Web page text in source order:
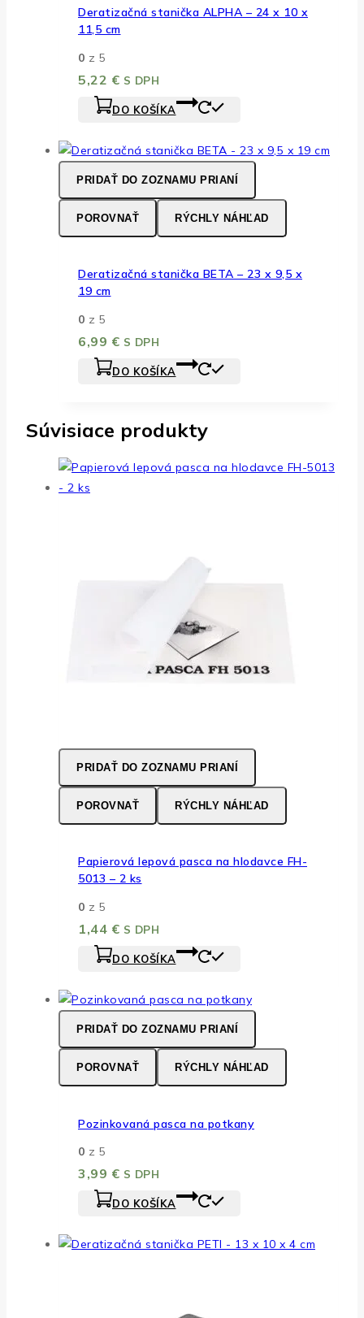
Deratizačná stanička ALPHA – 24 x 10 x
11,5 cm
0 z 5
5,22 € S DPH
DO KOŠÍKA
PRIDAŤ DO ZOZNAMU PRIANÍ
POROVNAŤ RÝCHLY NÁHĽAD
Deratizačná stanička BETA – 23 x 9,5 x
19 cm
0 z 5
6,99 € S DPH
DO KOŠÍKA
Súvisiace produkty
PRIDAŤ DO ZOZNAMU PRIANÍ
POROVNAŤ RÝCHLY NÁHĽAD
Papierová lepová pasca na hlodavce FH-
5013 – 2 ks
0 z 5
1,44 € S DPH
DO KOŠÍKA
PRIDAŤ DO ZOZNAMU PRIANÍ
POROVNAŤ RÝCHLY NÁHĽAD
Pozinkovaná pasca na potkany
0 z 5
3,99 € S DPH
DO KOŠÍKA